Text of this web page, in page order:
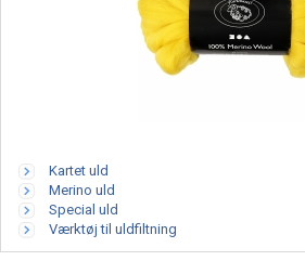
Kartet uld
Merino uld
Special uld
Værktøj til uldfiltning